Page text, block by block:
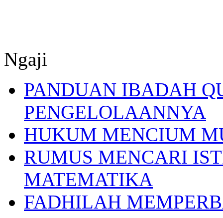
Ngaji
PANDUAN IBADAH
PENGELOLAANNYA
HUKUM MENCIUM
RUMUS MENCARI
MATEMATIKA
FADHILAH